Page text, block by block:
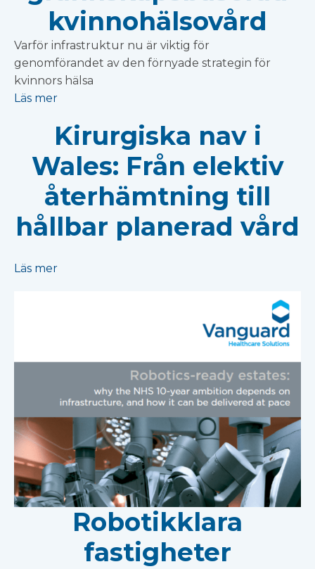
kvinnohälsovård
Varför infrastruktur nu är viktig för
genomförandet av den förnyade strategin för
kvinnors hälsa
Läs mer
Kirurgiska nav i
Wales: Från elektiv
återhämtning till
hållbar planerad vård
Läs mer
Robotikklara
fastigheter